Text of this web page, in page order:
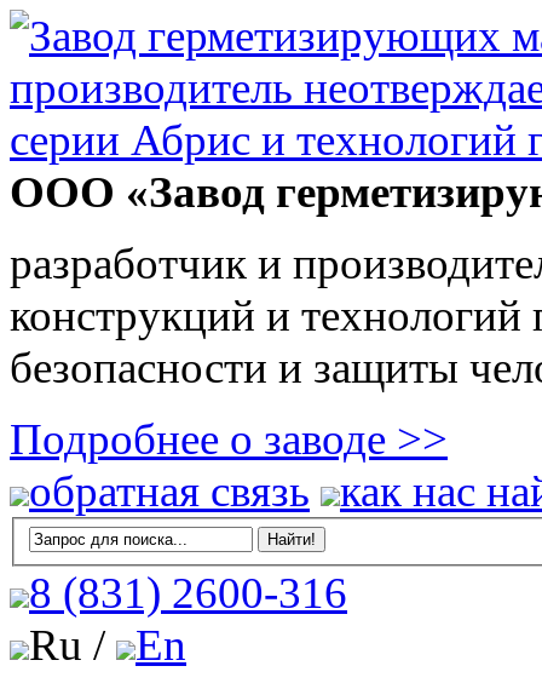
ООО «Завод
разработчик и
конструкций и
безопасности и защиты
Подробнее о заводе >>
обратная связь
как нас
8 (831) 2600-316
Ru /
En